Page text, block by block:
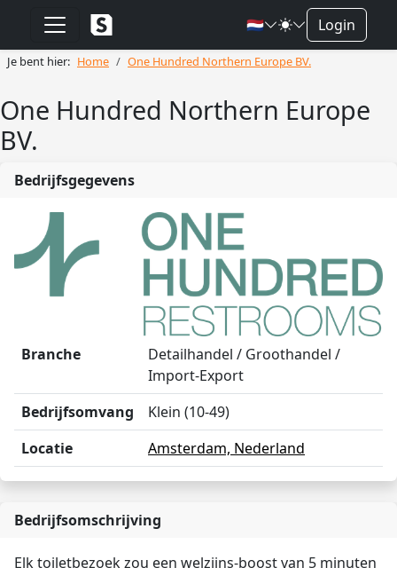
🇳🇱 Login
Je bent hier: Home One Hundred Northern Europe BV.
One Hundred Northern Europe
BV.
Bedrijfsgegevens
Branche
Detailhandel / Groothandel /
Import-Export
Bedrijfsomvang
Klein (10-49)
Locatie
Amsterdam, Nederland
Bedrijfsomschrijving
Elk toiletbezoek zou een welzijns-boost van 5 minuten